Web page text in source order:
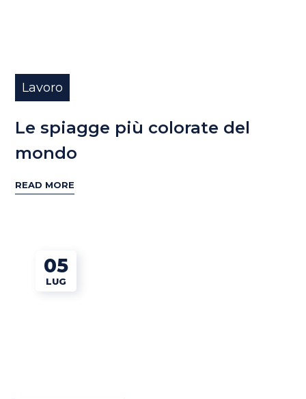
Lavoro
Le spiagge più colorate del
mondo
READ MORE
05
LUG